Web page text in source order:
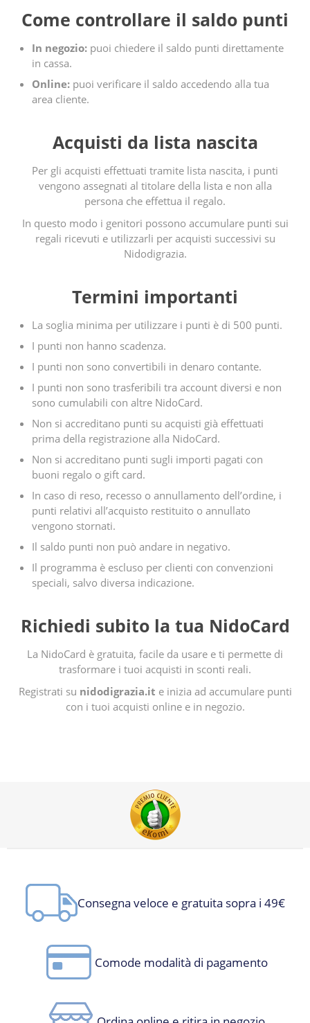
Come controllare il saldo punti
In negozio: puoi chiedere il saldo punti direttamente
in cassa.
Online: puoi verificare il saldo accedendo alla tua
area cliente.
Acquisti da lista nascita
Per gli acquisti effettuati tramite lista nascita, i punti
vengono assegnati al titolare della lista e non alla
persona che effettua il regalo.
In questo modo i genitori possono accumulare punti sui
regali ricevuti e utilizzarli per acquisti successivi su
Nidodigrazia.
Termini importanti
La soglia minima per utilizzare i punti è di 500 punti.
I punti non hanno scadenza.
I punti non sono convertibili in denaro contante.
I punti non sono trasferibili tra account diversi e non
sono cumulabili con altre NidoCard.
Non si accreditano punti su acquisti già effettuati
prima della registrazione alla NidoCard.
Non si accreditano punti sugli importi pagati con
buoni regalo o gift card.
In caso di reso, recesso o annullamento dell’ordine, i
punti relativi all’acquisto restituito o annullato
vengono stornati.
Il saldo punti non può andare in negativo.
Il programma è escluso per clienti con convenzioni
speciali, salvo diversa indicazione.
Richiedi subito la tua NidoCard
La NidoCard è gratuita, facile da usare e ti permette di
trasformare i tuoi acquisti in sconti reali.
Registrati su nidodigrazia.it e inizia ad accumulare punti
con i tuoi acquisti online e in negozio.
Consegna veloce e gratuita sopra i 49€
Comode modalità di pagamento